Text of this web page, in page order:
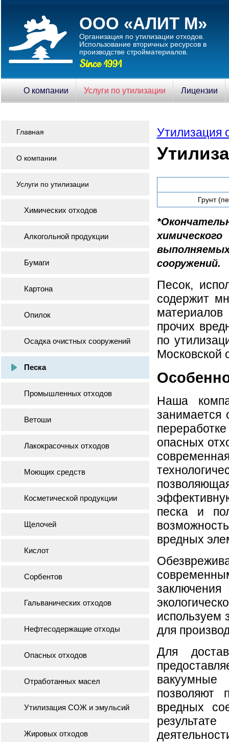
ООО «АЛИТ М»
Организация по утилизации отходов.
Использование вторичныx ресурсов в
производстве стройматериалов.
Since 1991
О компании Услуги по утилизации Лицензии
Утилизация
Грунт
сооружений.
Песок,
содержит
прочих
по
Московской
Наша
занимается
опасных
песка и
вредных
используем
для
Для
позволяют
вредных
Главная
О компании
Услуги по утилизации
Химических отходов
Алкогольной продукции
Бумаги
Картона
Опилок
Осадка очистных сооружений
Песка
Промышленных отходов
Ветоши
Лакокрасочных отходов
Моющих средств
Косметической продукции
Щелочей
Кислот
Сорбентов
Гальванических отходов
Нефтесодержащие отходы
Опасных отходов
Отработанных масел
Утилизация СОЖ и эмульсий
Жировых отходов